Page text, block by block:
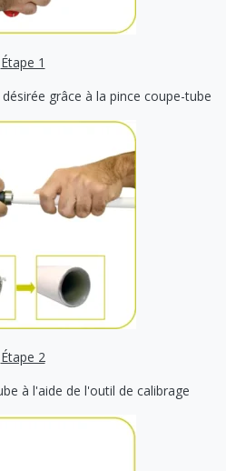
Étape 1
grâce à la pince coupe-tube
Étape 2
à l'aide de l'outil de calibrage